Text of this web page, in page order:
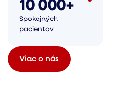
10 000+
Spokojných
pacientov
Viac o nás